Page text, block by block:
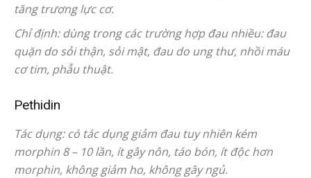
tăng trương lực cơ.
Chỉ định: dùng trong các trường hợp đau nhiều: đau
quặn do sỏi thận, sỏi mật, đau do ung thư, nhồi máu
cơ tim, phẫu thuật.
Pethidin
Tác dụng: có tác dụng giảm đau tuy nhiên kém
morphin 8 – 10 lần, ít gây nôn, táo bón, ít độc hơn
morphin, không giảm ho, không gây ngủ.